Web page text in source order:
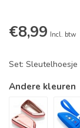
€8,99 Incl. btw
Set:
Andere kleuren